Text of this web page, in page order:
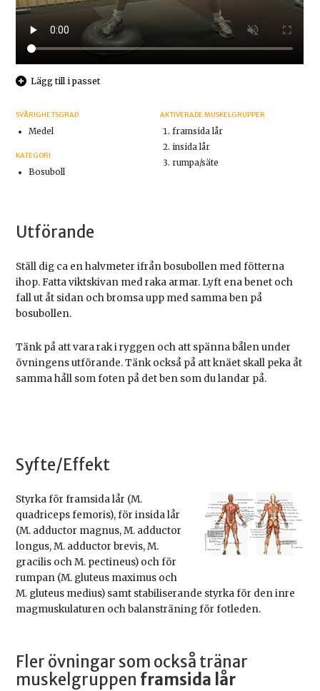
Lägg till i passet
SVÅRIGHETSGRAD
Medel
KATEGORI
Bosuboll
AKTIVERADE MUSKELGRUPPER
framsida lår
insida lår
rumpa/säte
Utförande
Ställ dig ca en halvmeter ifrån bosubollen med fötterna
ihop. Fatta viktskivan med raka armar. Lyft ena benet och
fall ut åt sidan och bromsa upp med samma ben på
bosubollen.
Tänk på att vara rak i ryggen och att spänna bålen under
övningens utförande. Tänk också på att knäet skall peka åt
samma håll som foten på det ben som du landar på.
Syfte/Effekt
Styrka för framsida lår (M.
quadriceps femoris), för insida lår
(M. adductor magnus, M. adductor
longus, M. adductor brevis, M.
gracilis och M. pectineus) och för
rumpan (M. gluteus maximus och
M. gluteus medius) samt stabiliserande styrka för den inre
magmuskulaturen och balansträning för fotleden.
Fler övningar som också tränar
muskelgruppen framsida lår